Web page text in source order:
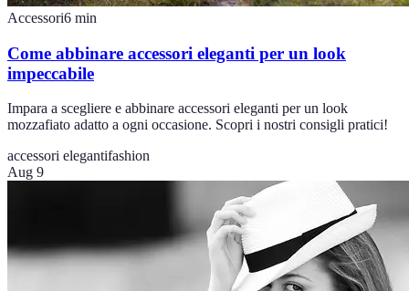
Accessori6 min
Come abbinare accessori eleganti per un look
impeccabile
Impara a scegliere e abbinare accessori eleganti per un look
mozzafiato adatto a ogni occasione. Scopri i nostri consigli pratici!
accessori elegantifashion
Aug 9